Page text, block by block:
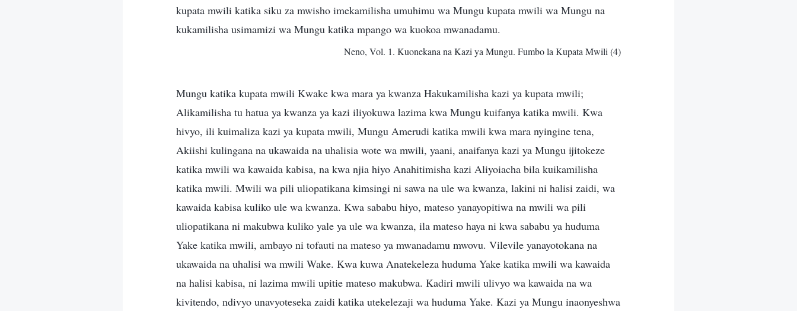
kupata mwili katika siku za mwisho imekamilisha umuhimu wa Mungu kupata mwili wa Mungu na
kukamilisha usimamizi wa Mungu katika mpango wa kuokoa mwanadamu.
Neno, Vol. 1. Kuonekana na Kazi ya Mungu. Fumbo la Kupata Mwili (4)
Mungu katika kupata mwili Kwake kwa mara ya kwanza Hakukamilisha kazi ya kupata mwili;
Alikamilisha tu hatua ya kwanza ya kazi iliyokuwa lazima kwa Mungu kuifanya katika mwili. Kwa
hivyo, ili kuimaliza kazi ya kupata mwili, Mungu Amerudi katika mwili kwa mara nyingine tena,
Akiishi kulingana na ukawaida na uhalisia wote wa mwili, yaani, anaifanya kazi ya Mungu ijitokeze
katika mwili wa kawaida kabisa, na kwa njia hiyo Anahitimisha kazi Aliyoiacha bila kuikamilisha
katika mwili. Mwili wa pili uliopatikana kimsingi ni sawa na ule wa kwanza, lakini ni halisi zaidi, wa
kawaida kabisa kuliko ule wa kwanza. Kwa sababu hiyo, mateso yanayopitiwa na mwili wa pili
uliopatikana ni makubwa kuliko yale ya ule wa kwanza, ila mateso haya ni kwa sababu ya huduma
Yake katika mwili, ambayo ni tofauti na mateso ya mwanadamu mwovu. Vilevile yanayotokana na
ukawaida na uhalisi wa mwili Wake. Kwa kuwa Anatekeleza huduma Yake katika mwili wa kawaida
na halisi kabisa, ni lazima mwili upitie mateso makubwa. Kadiri mwili ulivyo wa kawaida na wa
kivitendo, ndivyo unavyoteseka zaidi katika utekelezaji wa huduma Yake. Kazi ya Mungu inaonyeshwa